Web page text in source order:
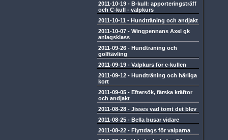
2011-10-19 - B-kull: apporteringsträff
och C-kull - valpkurs
2011-10-11 - Hundträning och andjakt
2011-10-07 - Wingpennans Axel gk
anlagsklass
2011-09-26 - Hundträning och
golftävling
2011-09-19 - Valpkurs för c-kullen
2011-09-12 - Hundträning och härliga
kort
2011-09-05 - Eftersök, färska kräftor
och andjakt
2011-08-28 - Jisses vad tomt det blev
2011-08-25 - Bella busar vidare
2011-08-22 - Flyttdags för valparna